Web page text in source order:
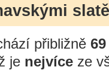
přibližně 69
je nejvíce ze